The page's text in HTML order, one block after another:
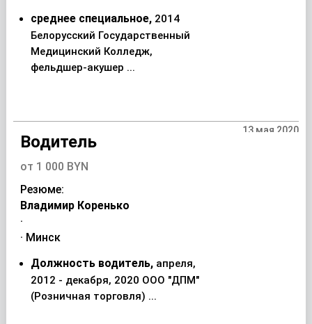
среднее специальное, 2014
Белорусский Государственный
Медицинский Колледж,
фельдшер-акушер ...
13 мая 2020
Водитель
от 1 000 BYN
Резюме:
Владимир Коренько
·
· Минск
Должность водитель, апреля,
2012 - декабря, 2020 ООО "ДПМ"
(Розничная торговля) ...